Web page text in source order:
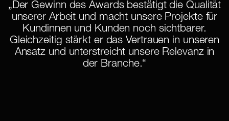
„Der Gewinn des Awards bestätigt die Qualität
unserer Arbeit und macht unsere Projekte für
Kundinnen und Kunden noch sichtbarer.
Gleichzeitig stärkt er das Vertrauen in unseren
Ansatz und unterstreicht unsere Relevanz in
der Branche.“